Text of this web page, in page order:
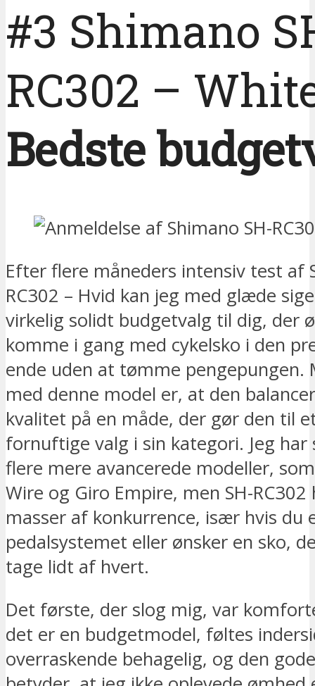
#3 Shimano
RC302 –
Bedste
Efter flere måneders intensiv test af
RC302 – Hvid kan jeg med glæde
virkelig solidt budgetvalg til dig, der
komme i gang med cykelsko i den
ende uden at tømme pengepungen.
med denne model er, at den
kvalitet på en måde, der gør den til
fornuftige valg i sin kategori. Jeg har
flere mere avancerede modeller,
Wire og Giro Empire, men SH-
masser af konkurrence, især hvis du
pedalsystemet eller ønsker en sko,
tage lidt af hvert.
Det første, der slog mig, var
det er en budgetmodel, føltes
overraskende behagelig, og den